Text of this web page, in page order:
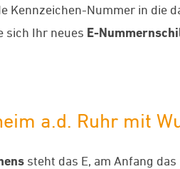
Kennzeichen-Nummer in die
sich Ihr neues E-
a.d. Ruhr mit
steht das E, am Anfang